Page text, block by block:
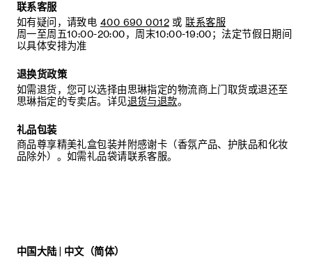
联系客服
如有疑问，请致电 400 690 0012 或 联系客服
周一至周五10:00-20:00，周末10:00-19:00；法定节假日期间
以具体安排为准
退换货政策
如需退货，您可以选择由思琳指定的物流商上门取货或退还至
思琳指定的专卖店。详见退货与退款。
礼品包装
商品尊享精美礼盒包装并附感谢卡（香氛产品、护肤品和化妆
品除外）。如需礼品袋请联系客服。
中国大陆 | 中文（简体）